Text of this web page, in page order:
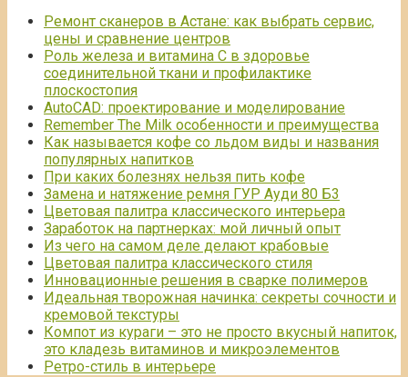
Ремонт сканеров в Астане: как выбрать сервис,
цены и сравнение центров
Роль железа и витамина С в здоровье
соединительной ткани и профилактике
плоскостопия
AutoCAD: проектирование и моделирование
Remember The Milk особенности и преимущества
Как называется кофе со льдом виды и названия
популярных напитков
При каких болезнях нельзя пить кофе
Замена и натяжение ремня ГУР Ауди 80 Б3
Цветовая палитра классического интерьера
Заработок на партнерках: мой личный опыт
Из чего на самом деле делают крабовые
Цветовая палитра классического стиля
Инновационные решения в сварке полимеров
Идеальная творожная начинка: секреты сочности и
кремовой текстуры
Компот из кураги – это не просто вкусный напиток,
это кладезь витаминов и микроэлементов
Ретро-стиль в интерьере